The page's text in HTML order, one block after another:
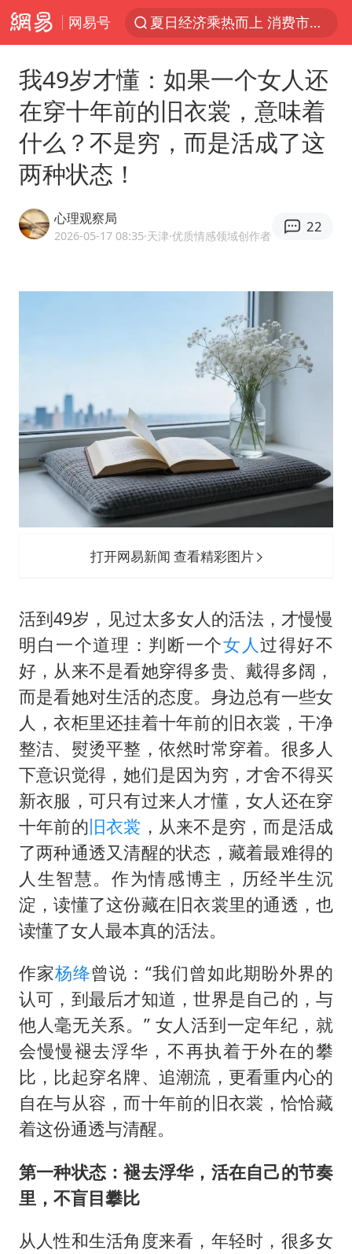
网易号
夏日经济乘热而上 消费市场向新而行
王传君 《披荆斩棘》
哈马斯称坚持加沙停火协议路线图
于东来回应胖东来近25年老店年底关闭
国足U17与阿森纳决赛取消 并列冠军
央视新主播李秋莹母校发文祝贺
上海全力守护市民“菜篮子”
猫咪过火把节被抹成黑猫
BLG经理辟谣Bin离队
曹颖儿子首次演长剧
总书记点赞的非遗苗绣焕发新生机
我49岁才懂：如果一个女人还
在穿十年前的旧衣裳，意味着
什么？不是穷，而是活成了这
两种状态！
心理观察局
2026-05-17 08:35·天津·优质情感领域创作者
22
打开网易新闻 查看精彩图片
活到49岁，见过太多女人的活法，才慢慢
明白一个道理：判断一个女人过得好不
好，从来不是看她穿得多贵、戴得多阔，
而是看她对生活的态度。身边总有一些女
人，衣柜里还挂着十年前的旧衣裳，干净
整洁、熨烫平整，依然时常穿着。很多人
下意识觉得，她们是因为穷，才舍不得买
新衣服，可只有过来人才懂，女人还在穿
十年前的旧衣裳 ，从来不是穷，而是活成
了两种通透又清醒的状态，藏着最难得的
人生智慧。作为情感博主，历经半生沉
淀，读懂了这份藏在旧衣裳里的通透，也
读懂了女人最本真的活法。
作家杨绛曾说：“我们曾如此期盼外界的
认可，到最后才知道，世界是自己的，与
他人毫无关系。” 女人活到一定年纪，就
会慢慢褪去浮华，不再执着于外在的攀
比，比起穿名牌、追潮流，更看重内心的
自在与从容，而十年前的旧衣裳，恰恰藏
着这份通透与清醒。
第一种状态：褪去浮华，活在自己的节奏
里，不盲目攀比
从人性和生活角度来看，年轻时，很多女